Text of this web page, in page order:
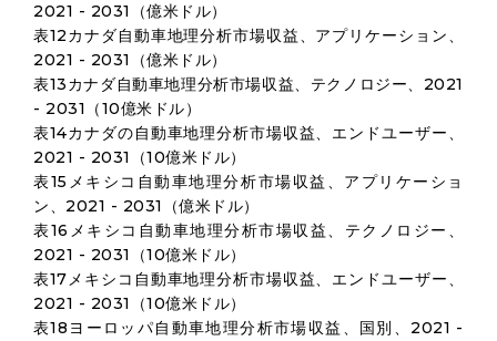
2021 - 2031（億米ドル）
表12カナダ自動車地理分析市場収益、アプリケーション、
2021 - 2031（億米ドル）
表13カナダ自動車地理分析市場収益、テクノロジー、2021
- 2031（10億米ドル）
表14カナダの自動車地理分析市場収益、エンドユーザー、
2021 - 2031（10億米ドル）
表15メキシコ自動車地理分析市場収益、アプリケーショ
ン、2021 - 2031（億米ドル）
表16メキシコ自動車地理分析市場収益、テクノロジー、
2021 - 2031（10億米ドル）
表17メキシコ自動車地理分析市場収益、エンドユーザー、
2021 - 2031（10億米ドル）
表18ヨーロッパ自動車地理分析市場収益、国別、2021 -